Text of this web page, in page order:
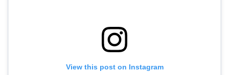
View this post on Instagram